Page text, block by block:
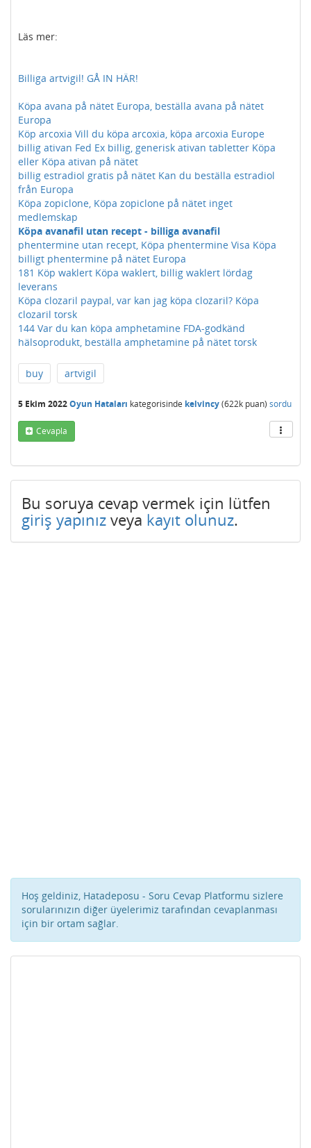
Läs mer:
Billiga artvigil! GÅ IN HÄR!
Köpa avana på nätet Europa, beställa avana på nätet
Europa
Köp arcoxia Vill du köpa arcoxia, köpa arcoxia Europe
billig ativan Fed Ex billig, generisk ativan tabletter Köpa
eller Köpa ativan på nätet
billig estradiol gratis på nätet Kan du beställa estradiol
från Europa
Köpa zopiclone, Köpa zopiclone på nätet inget
medlemskap
Köpa avanafil utan recept - billiga avanafil
phentermine utan recept, Köpa phentermine Visa Köpa
billigt phentermine på nätet Europa
181 Köp waklert Köpa waklert, billig waklert lördag
leverans
Köpa clozaril paypal, var kan jag köpa clozaril? Köpa
clozaril torsk
144 Var du kan köpa amphetamine FDA-godkänd
hälsoprodukt, beställa amphetamine på nätet torsk
buy artvigil
5 Ekim 2022Oyun Hataları kategorisinde kelvincy(622k puan) sordu
Cevapla
Bu soruya cevap vermek için lütfen
giriş yapınız veya kayıt olunuz.
Hoş geldiniz, Hatadeposu - Soru Cevap Platformu sizlere
sorularınızın diğer üyelerimiz tarafından cevaplanması
için bir ortam sağlar.